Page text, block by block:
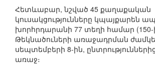
Հետևաբար, նշված 45 քաղաքական
կուսակցությունները կպայքարեն
խորհրդարանի 77 տեղի համար (150-
Թեկնածուների առաջադրման
սեպտեմբերի 8-ին,
առաջ։